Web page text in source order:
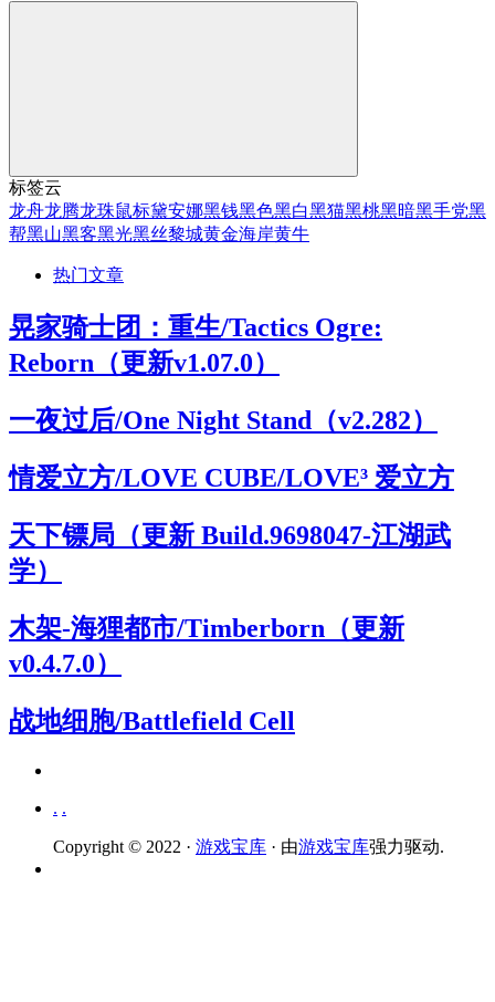
标签云
龙舟龙腾龙珠鼠标黛安娜黑钱黑色黑白黑猫黑桃黑暗黑手党黑
帮黑山黑客黑光黑丝黎城黄金海岸黄牛
热门文章
晃家骑士团：重生/Tactics Ogre:
Reborn（更新v1.07.0）
一夜过后/One Night Stand（v2.282）
情爱立方/LOVE CUBE/LOVE³ 爱立方
天下镖局（更新 Build.9698047-江湖武
学）
木架-海狸都市/Timberborn（更新
v0.4.7.0）
战地细胞/Battlefield Cell
. .
Copyright © 2022 · 游戏宝库 · 由游戏宝库强力驱动.